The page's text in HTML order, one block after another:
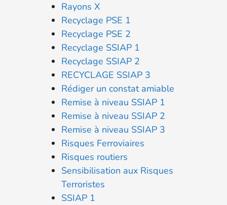
Rayons X
Recyclage PSE 1
Recyclage PSE 2
Recyclage SSIAP 1
Recyclage SSIAP 2
RECYCLAGE SSIAP 3
Rédiger un constat amiable
Remise à niveau SSIAP 1
Remise à niveau SSIAP 2
Remise à niveau SSIAP 3
Risques Ferroviaires
Risques routiers
Sensibilisation aux Risques
Terroristes
SSIAP 1